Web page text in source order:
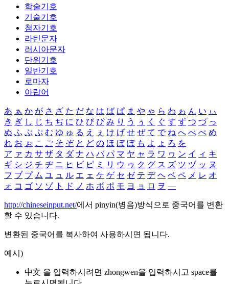
학술기호
기술기호
첨자기호
라틴문자
러시아문자
단위기호
일반기호
로마자
아랍어
あ ぁ か が さ ざ た だ な は ば ぱ ま や ゃ ら わ ゎ ん い ぃ
き ぎ し じ ち ぢ に ひ び ぴ み り う ぅ く ぐ す ず つ づ っ
ぬ ふ ぶ ぷ む ゆ ゅ る え ぇ け げ せ ぜ て で ね へ べ ぺ め
れ お ぉ こ ご そ ぞ と ど の ほ ぼ ぽ も よ ょ ろ を
ア ァ カ サ ザ タ ダ ナ ハ バ パ マ ヤ ャ ラ ワ ヮ ン イ ィ キ
ギ シ ジ チ ヂ ニ ヒ ビ ピ ミ リ ウ ゥ ク グ ス ズ ツ ヅ ッ ヌ
フ ブ プ ム ユ ュ ル エ ェ ケ ゲ セ ゼ テ デ ヘ ベ ペ メ レ オ
ォ コ ゴ ソ ゾ ト ド ノ ホ ボ ポ モ ヨ ョ ロ ヲ ―
http://chineseinput.net/에서 pinyin(병음)방식으로 중국어를 변환
할 수 있습니다.
변환된 중국어를 복사하여 사용하시면 됩니다.
예시)
中文 을 입력하시려면 zhongwen을 입력하시고 space를